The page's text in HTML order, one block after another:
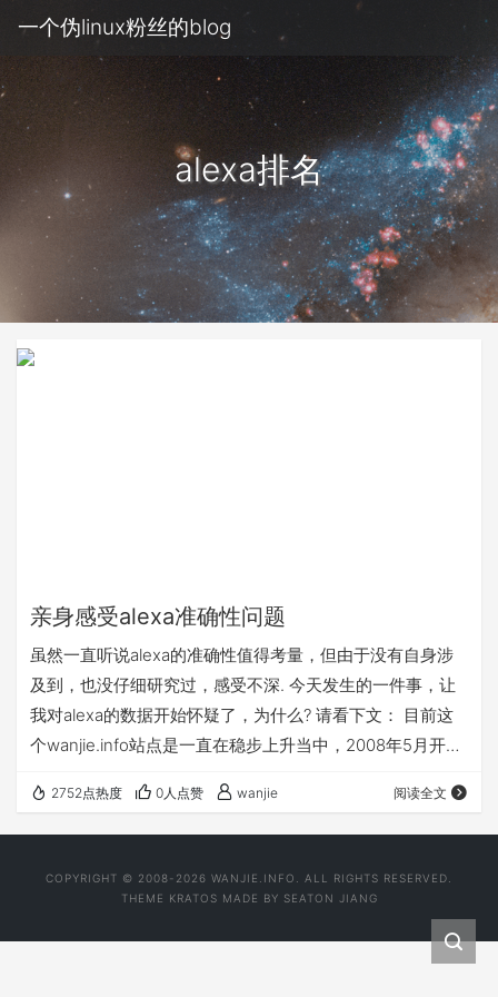
一个伪linux粉丝的blog
alexa排名
亲身感受alexa准确性问题
虽然一直听说alexa的准确性值得考量，但由于没有自身涉
及到，也没仔细研究过，感受不深. 今天发生的一件事，让
我对alexa的数据开始怀疑了，为什么? 请看下文： 目前这
个wanjie.info站点是一直在稳步上升当中，2008年5月开
被alexa收录啦.从当时的16,654,391(千万级别） 到今天有纪
录的399，960（数十万级别）。曲线一直很平缓，排名上
呵呵。这个数据我认为正常。
2752点热度 0人点赞 wanjie 阅读全文
COPYRIGHT © 2008-2026 WANJIE.INFO. ALL RIGHTS RESERVED.
THEME KRATOS MADE BY SEATON JIANG